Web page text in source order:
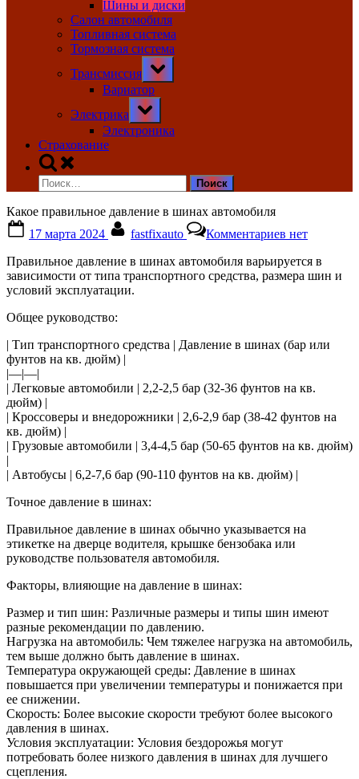
Шины и диски
Салон автомобиля
Топливная система
Тормозная система
Трансмиссия
Toggle
sub-
menu
Вариатор
Электрика
Toggle
sub-
menu
Электроника
Страхование
Toggle
search
form
Найти:
Какое правильное давление в шинах автомобиля
on
17 марта 2024 fastfixauto Комментариевзаписи
правильное
давление
нет
Правильное давление в шинах автомобиля варьируется в
зависимости от типа транспортного средства, размера шин и
условий эксплуатации.
Общее руководство:
| Тип транспортного средства | Давление в шинах (бар или
фунтов на кв. дюйм) |
|—|—|
| Легковые автомобили | 2,2-2,5 бар (32-36 фунтов на кв.
дюйм) |
| Кроссоверы и внедорожники | 2,6-2,9 бар (38-42 фунтов на
кв. дюйм) |
| Грузовые автомобили | 3,4-4,5 бар (50-65 фунтов на кв. дюйм)
|
| Автобусы | 6,2-7,6 бар (90-110 фунтов на кв. дюйм) |
Точное давление в шинах:
Правильное давление в шинах обычно указывается на
этикетке на дверце водителя, крышке бензобака или
руководстве пользователя автомобиля.
Факторы, влияющие на давление в шинах:
Размер и тип шин: Различные размеры и типы шин имеют
разные рекомендации по давлению.
Нагрузка на автомобиль: Чем тяжелее нагрузка на автомобиль,
тем выше должно быть давление в шинах.
Температура окружающей среды: Давление в шинах
повышается при увеличении температуры и понижается при
ее снижении.
Скорость: Более высокие скорости требуют более высокого
давления в шинах.
Условия эксплуатации: Условия бездорожья могут
потребовать более низкого давления в шинах для лучшего
сцепления.